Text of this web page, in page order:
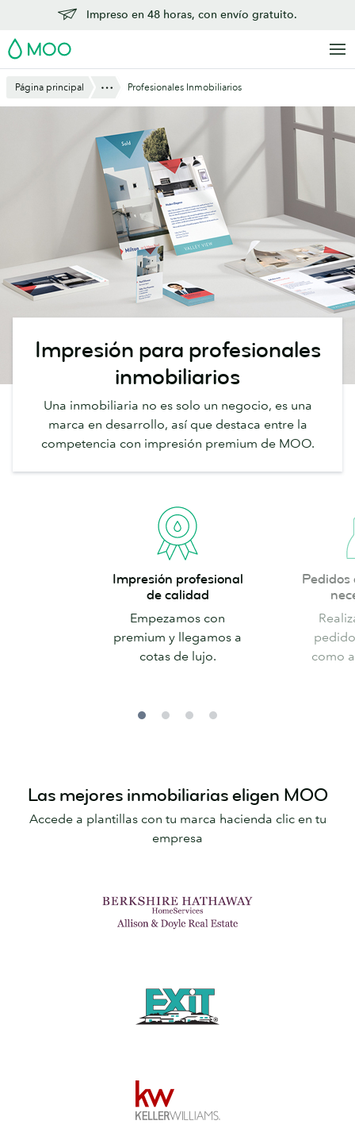
contenido
principal
Impreso en 48 horas, con envío gratuito.
MOO
Página principal Mostrar todo
Profesionales Inmobiliarios
Impresión para profesionales
inmobiliarios
Una inmobiliaria no es solo un negocio, es una
marca en desarrollo, así que destaca entre la
competencia con impresión premium de MOO.
Impresión
profesional
Impresión profesional
de calidad
Empezamos con
premium y llegamos a
cotas de lujo.
Pedidos
necesidades
Pedidos
como
Las mejores inmobiliarias eligen MOO
Accede a plantillas con tu marca hacienda clic en tu
empresa